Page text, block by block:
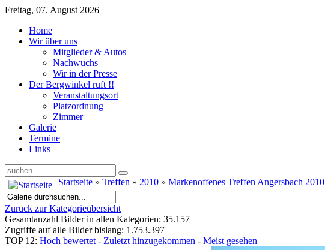
Freitag, 07. August 2026
Home
Wir über uns
Mitglieder & Autos
Nachwuchs
Wir in der Presse
Der Bergwinkel ruft !!
Veranstaltungsort
Platzordnung
Zimmer
Galerie
Termine
Links
Startseite » Treffen » 2010 » Markenoffenes Treffen Angersbach 2010
Zurück zur Kategorieübersicht
Gesamtanzahl Bilder in allen Kategorien: 35.157
Zugriffe auf alle Bilder bislang: 1.753.397
TOP 12: Hoch bewertet - Zuletzt hinzugekommen - Meist gesehen